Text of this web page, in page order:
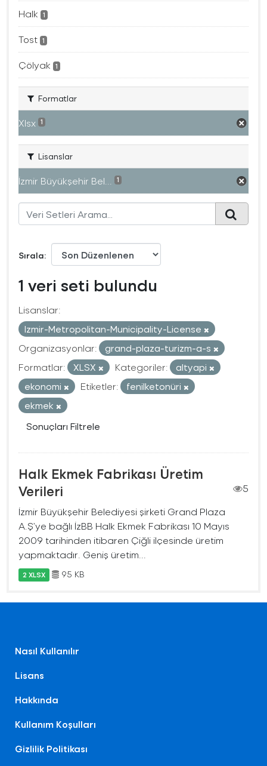
Halk 1
Tost 1
Çölyak 1
Formatlar
Xlsx 1
Lisanslar
İzmir Büyükşehir Bel... 1
Sırala
1 veri seti bulundu
Lisanslar:
Izmir-Metropolitan-Municipality-License
Organizasyonlar:
grand-plaza-turizm-a-s
Formatlar:
XLSX Kategoriler:
altyapi
ekonomi
Etiketler:
fenilketonüri
ekmek
Sonuçları Filtrele
Halk Ekmek Fabrikası Üretim
Verileri
5
İzmir Büyükşehir Belediyesi şirketi Grand Plaza
A.Ş’ye bağlı İzBB Halk Ekmek Fabrikası 10 Mayıs
2009 tarihinden itibaren Çiğli ilçesinde üretim
yapmaktadır. Geniş üretim...
2 XLSX 95 KB
Nasıl Kullanılır
Lisans
Hakkında
Kullanım Koşulları
Gizlilik Politikası